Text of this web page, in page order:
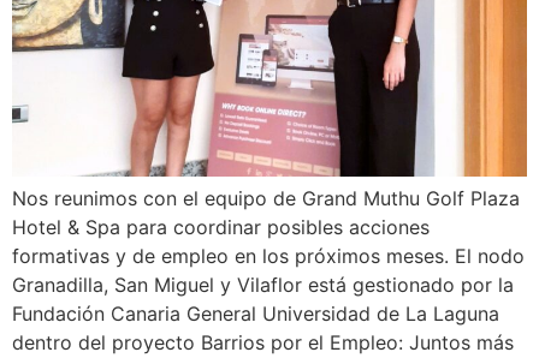
Nos reunimos con el equipo de Grand Muthu Golf Plaza
Hotel & Spa para coordinar posibles acciones
formativas y de empleo en los próximos meses. El nodo
Granadilla, San Miguel y Vilaflor está gestionado por la
Fundación Canaria General Universidad de La Laguna
dentro del proyecto Barrios por el Empleo: Juntos más